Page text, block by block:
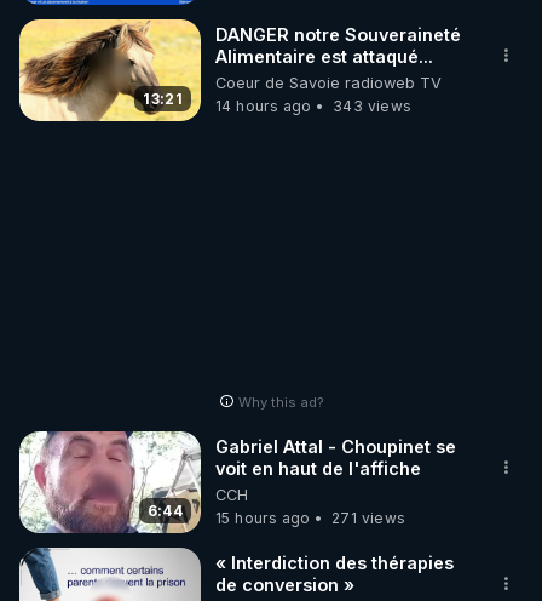
13:21
DANGER notre Souveraineté
Alimentaire est attaqué...
Coeur de Savoie radioweb TV
14 hours ago
343 views
Why this ad?
6:44
Gabriel Attal - Choupinet se
voit en haut de l'affiche
CCH
15 hours ago
271 views
« Interdiction des thérapies
de conversion »